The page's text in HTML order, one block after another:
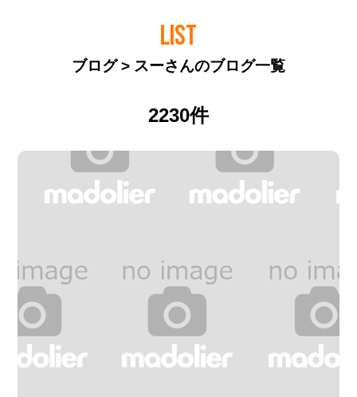
LIST
ブログ > スーさんのブログ一覧
2230件